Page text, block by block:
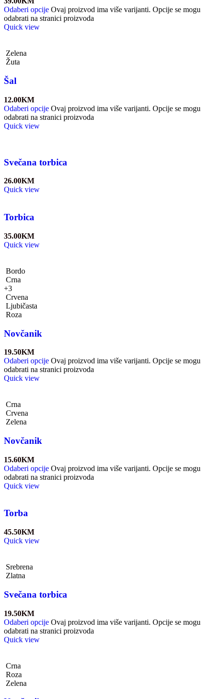
Odaberi opcije Ovaj proizvod ima više varijanti. Opcije se mogu
odabrati na stranici proizvoda
Quick view
Zelena
Žuta
Šal
12.00KM
Odaberi opcije Ovaj proizvod ima više varijanti. Opcije se mogu
odabrati na stranici proizvoda
Quick view
Svečana torbica
26.00KM
Quick view
Torbica
35.00KM
Quick view
Bordo
Crna
+3
Crvena
Ljubičasta
Roza
Novčanik
19.50KM
Odaberi opcije Ovaj proizvod ima više varijanti. Opcije se mogu
odabrati na stranici proizvoda
Quick view
Crna
Crvena
Zelena
Novčanik
15.60KM
Odaberi opcije Ovaj proizvod ima više varijanti. Opcije se mogu
odabrati na stranici proizvoda
Quick view
Torba
45.50KM
Quick view
Srebrena
Zlatna
Svečana torbica
19.50KM
Odaberi opcije Ovaj proizvod ima više varijanti. Opcije se mogu
odabrati na stranici proizvoda
Quick view
Crna
Roza
Zelena